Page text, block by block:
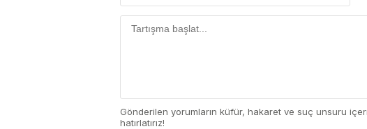
Gönderilen yorumların küfür, hakaret ve suç unsuru
hatırlatırız!